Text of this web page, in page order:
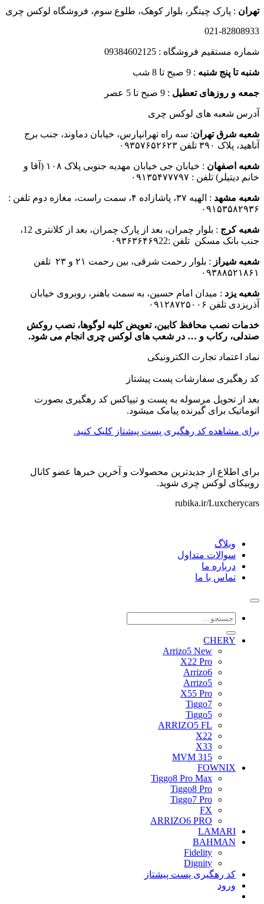
تهران : پارک چیتگر، بلوار کوهک، طلوع سوم، فروشگاه لوکس چری
021-82808933
شماره مستقیم فروشگاه : 09384602125
شنبه تا پنج شنبه : 9 صبح تا 8 شب
جمعه و روزهای تعطیل : 9 صبح تا 5 عصر
آدرس شعبه های لوکس چری
شعبه شرق تهران: سه راه تهرانپارس، خیابان دماوند، جنب برج
آناهید، پلاک ۳۹۰ تلفن ۰۹۳۵۷۶۵۲۶۲۳
شعبه اصفهان
: خیابان جی خیابان مهدیه جنوبی پلاک ۱۰۸ (آقا و
خانم دیتیلر) تلفن : ۰۹۱۳۵۴۷۷۷۹۷
شعبه مشهد
: الهیه ۳۷، پاشازاده ۴، سمت راست، مغازه دوم تلفن :
۰۹۱۵۳۵۸۲۹۳۶
شعبه کرج
: بلوار چمران، بعد از پارک چمران، بعد از کلانتری 12،
جنب بانک مسکن تلفن :۰۹۳۶۳۶۴۶۹22
شعبه شیراز
: بلوار رحمت شرقی، بین رحمت ۲۱ و ۲۳ تلفن
۰۹۳۸۸۵۲۱۸۶۱
شعبه یزد : میدان امام حسین، به سمت باهنر، روبروی خیابان
آذریزدی تلفن ۰۹۱۲۸۷۲۵۰۰۶
خدمات نصب محافظ کابین، تعویض کلیه لوگوها، نصب روکش
صندلی، رکاب و … در شعب های لوکس چری انجام می شود.
نماد اعتماد تجارت الكترونیكی
کد رهگیری سفارشات پست پیشتاز
بعد از تحویل مرسوله به پست و تیپاکس کد رهگیری بصورت
اتوماتیک برای گیرنده پیامک میشود.
برای مشاهده کد رهگیری پست پیشتاز کلیک کنید.
برای اطلاع از جدیدترین محصولات و آخرین خبرها عضو کانال
روبیکای لوکس چری شوید.
rubika.ir/Luxcherycars
وبلاگ
سوالات متداول
درباره ما
تماس با ما
جستجو
CHERY
Arrizo5 New
X22 Pro
Arrizo6
Arrizo5
X55 Pro
Tiggo7
Tiggo5
ARRIZO5 FL
X22
X33
MVM 315
FOWNIX
Tiggo8 Pro Max
Tiggo8 Pro
Tiggo7 Pro
FX
ARRIZO6 PRO
LAMARI
BAHMAN
Fidelity
Dignity
کد رهگیری پست پیشتاز
ورود